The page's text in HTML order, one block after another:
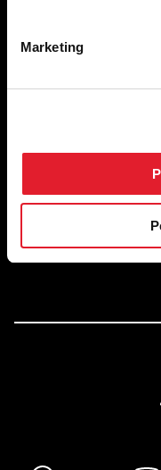
Marketing
Restaurante
Adresă sediu:
CAMERA 5, Etaj 2